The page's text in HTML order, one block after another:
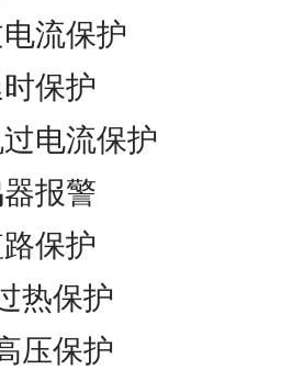
流保护
保护
电流保护
报警
保护
热保护
压保护